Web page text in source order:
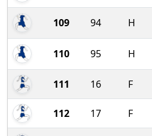
109 94 H
110 95 H
111 16 F
112 17 F